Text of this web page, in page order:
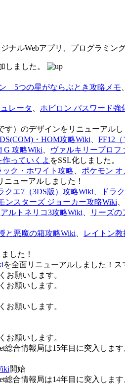
ナルWebアプリ、プログラミン
しました。
5つの星がならぶとき攻略メモ
レータ ホビロン パスワード強
）のデザインをリニューアルし
・HOM攻略Wiki FF12
G 攻略Wiki ヴァルキリープロフ
っていくよ をSSL化しました。
ック・ホワイト攻略 ポケモン
ニューアルしました！
クエ7（3DS版）攻略Wiki ドラ
ンスターズ ジョーカー攻略Wiki
アルトネリコ3攻略Wiki リーズの
と悪魔の箱攻略Wiki レイトン
した！
を全面リニューアルしました！ス
お願いします。
お願いします。
お願いします。
お願いします。
合情報局は15年目に突入します
開始
合情報局は14年目に突入します